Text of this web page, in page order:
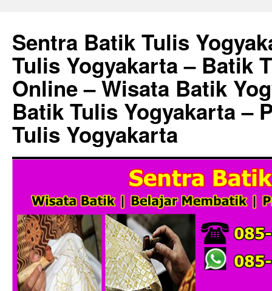
Sentra Batik Tulis
Tulis Yogyakarta – Batik
Online – Wisata Batik
Batik Tulis Yogyakarta –
Tulis Yogyakarta